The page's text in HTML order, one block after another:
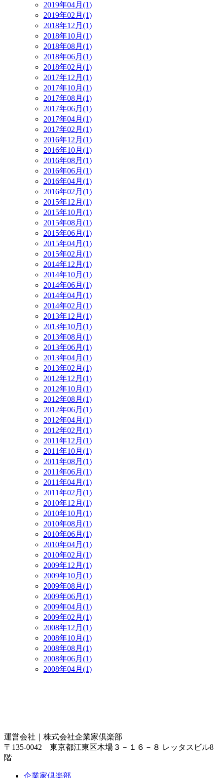
2019年04月(1)
2019年02月(1)
2018年12月(1)
2018年10月(1)
2018年08月(1)
2018年06月(1)
2018年02月(1)
2017年12月(1)
2017年10月(1)
2017年08月(1)
2017年06月(1)
2017年04月(1)
2017年02月(1)
2016年12月(1)
2016年10月(1)
2016年08月(1)
2016年06月(1)
2016年04月(1)
2016年02月(1)
2015年12月(1)
2015年10月(1)
2015年08月(1)
2015年06月(1)
2015年04月(1)
2015年02月(1)
2014年12月(1)
2014年10月(1)
2014年06月(1)
2014年04月(1)
2014年02月(1)
2013年12月(1)
2013年10月(1)
2013年08月(1)
2013年06月(1)
2013年04月(1)
2013年02月(1)
2012年12月(1)
2012年10月(1)
2012年08月(1)
2012年06月(1)
2012年04月(1)
2012年02月(1)
2011年12月(1)
2011年10月(1)
2011年08月(1)
2011年06月(1)
2011年04月(1)
2011年02月(1)
2010年12月(1)
2010年10月(1)
2010年08月(1)
2010年06月(1)
2010年04月(1)
2010年02月(1)
2009年12月(1)
2009年10月(1)
2009年08月(1)
2009年06月(1)
2009年04月(1)
2009年02月(1)
2008年12月(1)
2008年10月(1)
2008年08月(1)
2008年06月(1)
2008年04月(1)
運営会社｜ 株式会社企業家倶楽部
〒135-0042 東京都江東区木場３－１６－８ レッタスビル8
階
企業家倶楽部